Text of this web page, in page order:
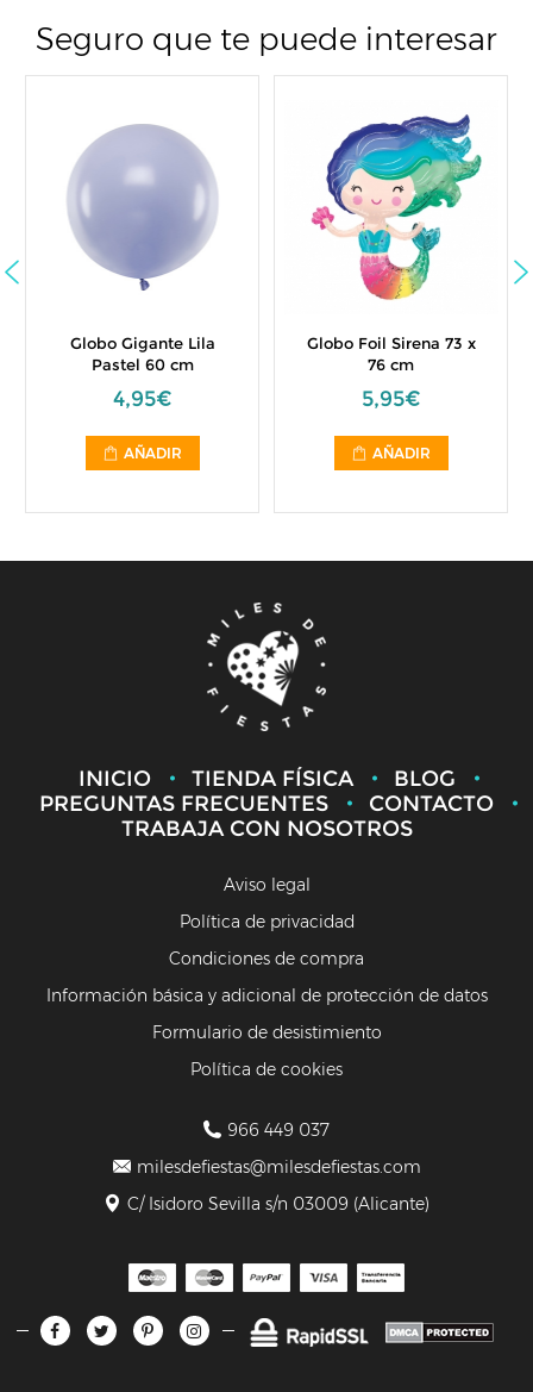
Seguro que te puede interesar
Globo Gigante Lila
Pastel 60 cm
4,95€
AÑADIR
Globo Foil Sirena 73 x
76 cm
5,95€
AÑADIR
INICIO TIENDA FÍSICA
BLOG
PREGUNTAS FRECUENTES
CONTACTO
TRABAJA CON NOSOTROS
Aviso legal
Política de privacidad
Condiciones de compra
Información básica y adicional de protección de datos
Formulario de desistimiento
Política de cookies
966 449 037
milesdefiestas@milesdefiestas.com
C/ Isidoro Sevilla s/n 03009 (Alicante)